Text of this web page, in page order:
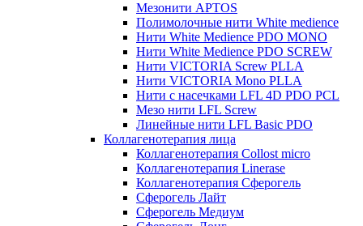
Мезонити APTOS
Полимолочные нити White medience
Нити White Medience PDO MONO
Нити White Medience PDO SCREW
Нити VICTORIA Screw PLLA
Нити VICTORIA Mono PLLA
Нити с насечками LFL 4D PDO PCL
Мезо нити LFL Screw
Линейные нити LFL Basic PDO
Коллагенотерапия лица
Коллагенотерапия Collost micro
Коллагенотерапия Linerase
Коллагенотерапия Сферогель
Сферогель Лайт
Сферогель Медиум